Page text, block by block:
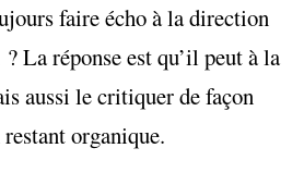
faire écho à la direction
La réponse est qu’il peut à la
aussi le critiquer de façon
organique.